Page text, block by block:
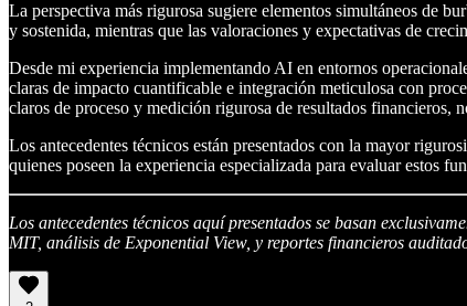
La perspectiva más rigurosa sugiere elementos simultáneos de
y sostenida, mientras que las valoraciones y expectativas de
Desde mi experiencia implementando AI en entornos
claras de impacto cuantificable e integración meticulosa con
claros de proceso y medición rigurosa de resultados financieros,
Los antecedentes técnicos están presentados con la mayor
quienes poseen la experiencia especializada para evaluar estos
Los antecedentes técnicos aquí presentados se basan
MIT, análisis de Exponential View, y reportes financieros